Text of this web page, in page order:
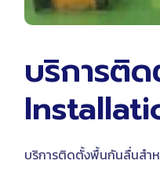
บริการติ
บริการติดตั้งพื้นกันลื่นสำห